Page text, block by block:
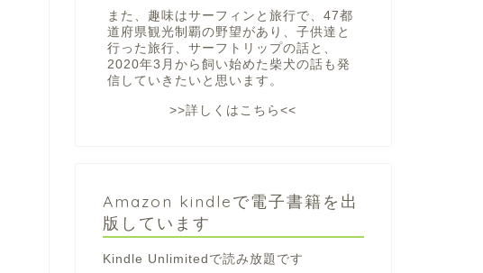
また、趣味はサーフィンと旅行で、47都
道府県観光制覇の野望があり、子供達と
行った旅行、サーフトリップの話と、
2020年3月から飼い始めた柴犬の話も発
信していきたいと思います。
>>詳しくはこちら<<
Amazon kindleで電子書籍を出
版しています
Kindle Unlimitedで読み放題です